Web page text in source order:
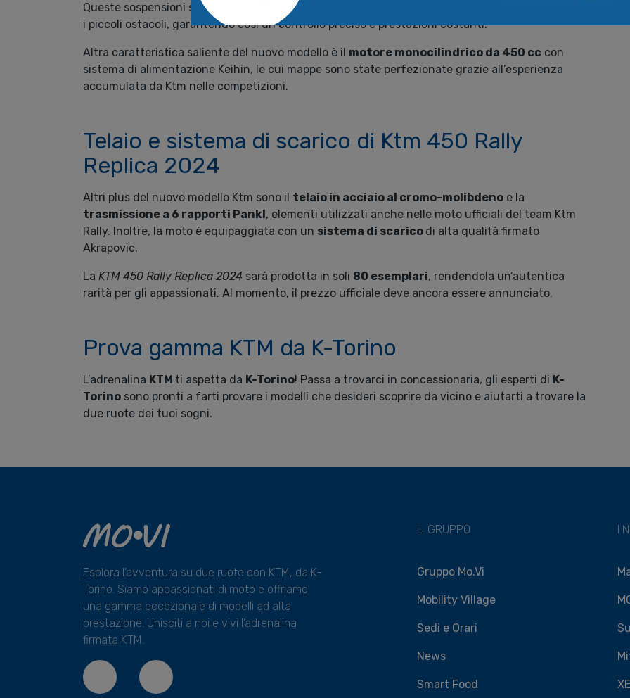
Queste sospensioni sono progettate per assorbire senza sforzo gli impatti ad alta velocità, come
i piccoli ostacoli, garantendo così un controllo preciso e prestazioni costanti.
Altra caratteristica saliente del nuovo modello è il motore monocilindrico da 450 cc con
sistema di alimentazione Keihin, le cui mappe sono state perfezionate grazie all’esperienza
accumulata da Ktm nelle competizioni.
Telaio e sistema di scarico di Ktm 450 Rally
Replica 2024
Altri plus del nuovo modello Ktm sono il telaio in acciaio al cromo-molibdeno e la
trasmissione a 6 rapporti Pankl, elementi utilizzati anche nelle moto ufficiali del team Ktm
Rally. Inoltre, la moto è equipaggiata con un sistema di scarico di alta qualità firmato
Akrapovic.
La KTM 450 Rally Replica 2024 sarà prodotta in soli 80 esemplari, rendendola un’autentica
rarità per gli appassionati. Al momento, il prezzo ufficiale deve ancora essere annunciato.
Prova gamma KTM da K-Torino
L’adrenalina KTM ti aspetta da K-Torino! Passa a trovarci in concessionaria, gli esperti di K-
Torino sono pronti a farti provare i modelli che desideri scoprire da vicino e aiutarti a trovare la
due ruote dei tuoi sogni.
Esplora l’avventura su due ruote con KTM, da K-
Torino. Siamo appassionati di moto e offriamo
una gamma eccezionale di modelli ad alta
prestazione. Unisciti a noi e vivi l’adrenalina
firmata KTM.
IL GRUPPO
Gruppo Mo.Vi
Mobility Village
Sedi e Orari
News
Smart Food
I